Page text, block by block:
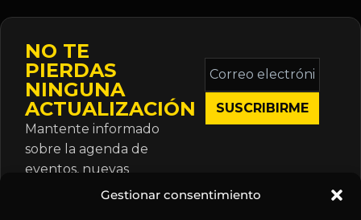
Gestionar consentimiento
NO TE
PIERDAS
NINGUNA
ACTUALIZACIÓN
Mantente informado
sobre la agenda de
eventos, nuevas
publicaciones y
Correo
electrónico
*